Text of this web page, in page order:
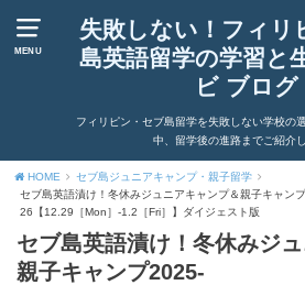
MENU
失敗しない！フィリ
島英語留学の学習と
ビ ブログ
フィリピン・セブ島留学を失敗しない学校の
中、留学後の進路までご紹介
HOME
セブ島ジュニアキャンプ・親子留学
セブ島英語漬け！冬休みジュニアキャンプ＆親子キャン
26【12.29［Mon］-1.2［Fri］】ダイジェスト版
セブ島英語漬け！冬休みジ
親子キャンプ2025-